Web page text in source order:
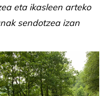
eta ikasleen arteko
sendotzea izan